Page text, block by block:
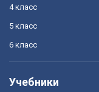
4 класс
5 класс
6 класс
Учебники